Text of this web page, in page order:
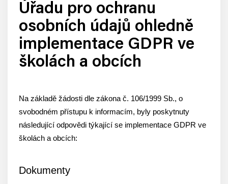
Úřadu pro ochranu
osobních údajů ohledně
implementace GDPR ve
školách a obcích
Na základě žádosti dle zákona č. 106/1999 Sb., o
svobodném přístupu k informacím, byly poskytnuty
následující odpovědi týkající se implementace GDPR ve
školách a obcích:
Dokumenty